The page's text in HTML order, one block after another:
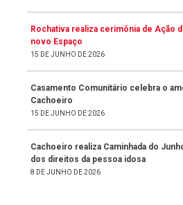
Rochativa realiza cerimônia de Ação
novo Espaço
15 DE JUNHO DE 2026
Casamento Comunitário celebra o
Cachoeiro
15 DE JUNHO DE 2026
Cachoeiro realiza Caminhada do
dos direitos da pessoa idosa
8 DE JUNHO DE 2026